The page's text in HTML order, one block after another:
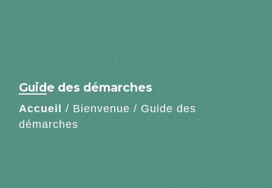
Guide des démarches
Accueil / Bienvenue / Guide des
démarches